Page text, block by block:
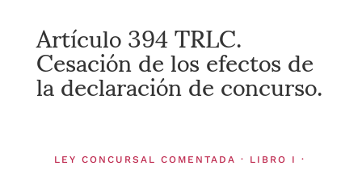
Artículo 394 TRLC.
Cesación de los efectos de
la declaración de concurso.
LEY CONCURSAL COMENTADA · LIBRO I ·